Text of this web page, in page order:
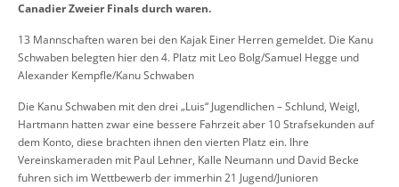
Canadier Zweier Finals durch waren.
13 Mannschaften waren bei den Kajak Einer Herren gemeldet. Die Kanu
Schwaben belegten hier den 4. Platz mit Leo Bolg/Samuel Hegge und
Alexander Kempfle/Kanu Schwaben
Die Kanu Schwaben mit den drei „Luis“ Jugendlichen – Schlund, Weigl,
Hartmann hatten zwar eine bessere Fahrzeit aber 10 Strafsekunden auf
dem Konto, diese brachten ihnen den vierten Platz ein. Ihre
Vereinskameraden mit Paul Lehner, Kalle Neumann und David Becke
fuhren sich im Wettbewerb der immerhin 21 Jugend/Junioren